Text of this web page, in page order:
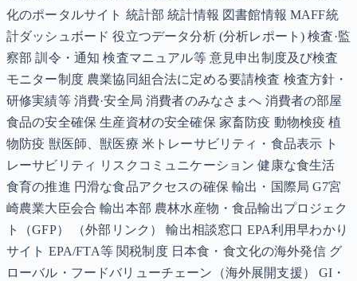
化のポータルサイト 統計部 統計情報 図書館情報 MAFF統
計ダッシュボード 役立つデータ分析 (分析レポート) 検査·監
察部 訓令・通知 検査マニュアル等 意見申出制度及び検査
モニター制度 農業協同組合法に定める要請検査 検査方針・
研修実績等 消費·安全局 消費者のみなさまへ 消費者の部屋
食品の安全確保 生産資材の安全確保 家畜防疫 動物検疫 植
物防疫 獣医師、獣医療 米トレーサビリティ・食品表示 ト
レーサビリティ リスクコミュニケーション 健康な食生活
食育の推進 円滑な食品アクセスの確保 輸出・国際局 G7宮
崎農業大臣会合 輸出本部 農林水産物・食品輸出プロジェク
ト（GFP） （外部リンク） 輸出相談窓口 EPA利用早わかり
サイト EPA/FTA等 関税制度 日本食・食文化の海外発信 グ
ローバル・フードバリューチェーン（海外展開支援） GI・